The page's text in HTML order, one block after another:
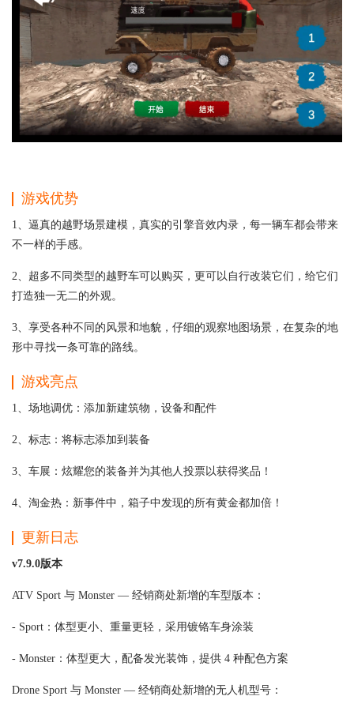
游戏优势
1、逼真的越野场景建模，真实的引擎音效内录，每一辆车都会带来
不一样的手感。
2、超多不同类型的越野车可以购买，更可以自行改装它们，给它们
打造独一无二的外观。
3、享受各种不同的风景和地貌，仔细的观察地图场景，在复杂的地
形中寻找一条可靠的路线。
游戏亮点
1、场地调优：添加新建筑物，设备和配件
2、标志：将标志添加到装备
3、车展：炫耀您的装备并为其他人投票以获得奖品！
4、淘金热：新事件中，箱子中发现的所有黄金都加倍！
更新日志
v7.9.0版本
ATV Sport 与 Monster — 经销商处新增的车型版本：
- Sport：体型更小、重量更轻，采用镀铬车身涂装
- Monster：体型更大，配备发光装饰，提供 4 种配色方案
Drone Sport 与 Monster — 经销商处新增的无人机型号：